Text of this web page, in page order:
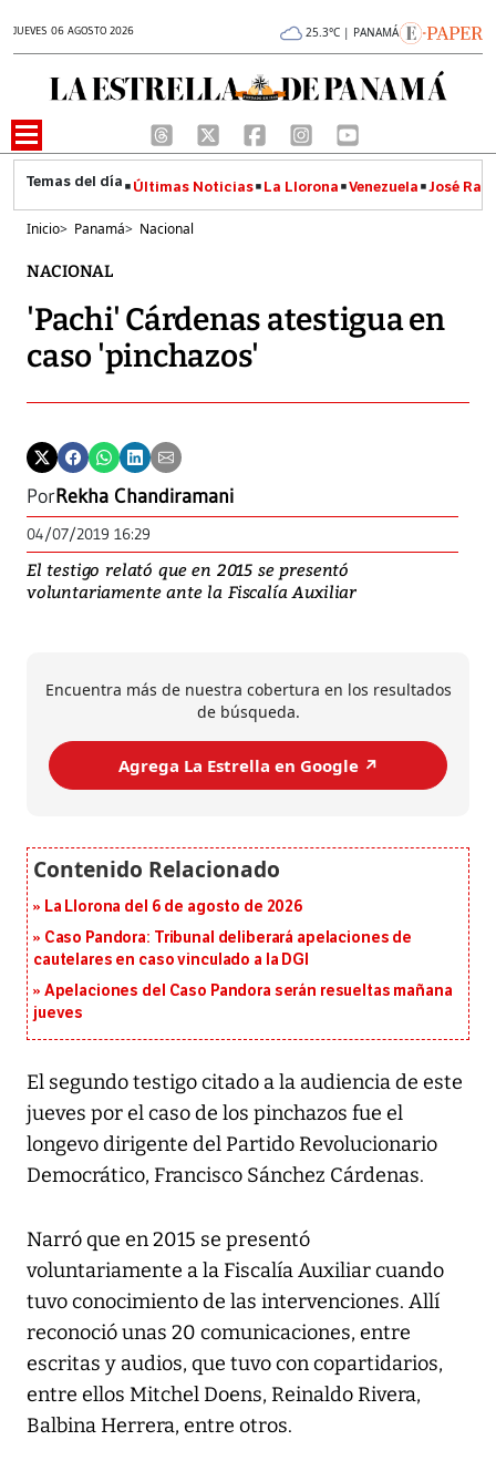
JUEVES 06 AGOSTO 2026 25.3°C | PANAMÁ
Últimas Noticias La Llorona Venezuela José
Inicio> Panamá> Nacional
NACIONAL
'Pachi' Cárdenas atestigua en
caso 'pinchazos'
PorRekha Chandiramani
04/07/2019 16:29
El testigo relató que en 2015 se presentó
voluntariamente ante la Fiscalía Auxiliar
Encuentra más de nuestra cobertura en los resultados
de búsqueda.
Agrega La Estrella en Google ↗️
La Llorona del 6 de agosto de 2026
Caso Pandora: Tribunal deliberará apelaciones de
cautelares en caso vinculado a la DGI
Apelaciones del Caso Pandora serán resueltas mañana
jueves
El segundo testigo citado a la audiencia de este
jueves por el caso de los pinchazos fue el
longevo dirigente del Partido Revolucionario
Democrático, Francisco Sánchez Cárdenas.
Narró que en 2015 se presentó
voluntariamente a la Fiscalía Auxiliar cuando
tuvo conocimiento de las intervenciones. Allí
reconoció unas 20 comunicaciones, entre
escritas y audios, que tuvo con copartidarios,
entre ellos Mitchel Doens, Reinaldo Rivera,
Balbina Herrera, entre otros.